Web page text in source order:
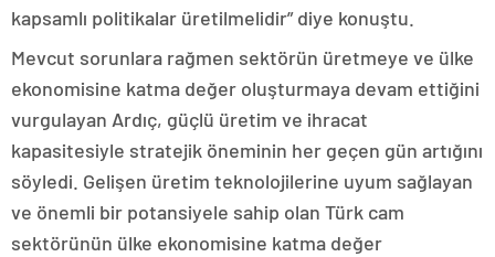
kapsamlı politikalar üretilmelidir” diye konuştu.
Mevcut sorunlara rağmen sektörün üretmeye ve ülke
ekonomisine katma değer oluşturmaya devam ettiğini
vurgulayan Ardıç, güçlü üretim ve ihracat
kapasitesiyle stratejik öneminin her geçen gün artığını
söyledi. Gelişen üretim teknolojilerine uyum sağlayan
ve önemli bir potansiyele sahip olan Türk cam
sektörünün ülke ekonomisine katma değer